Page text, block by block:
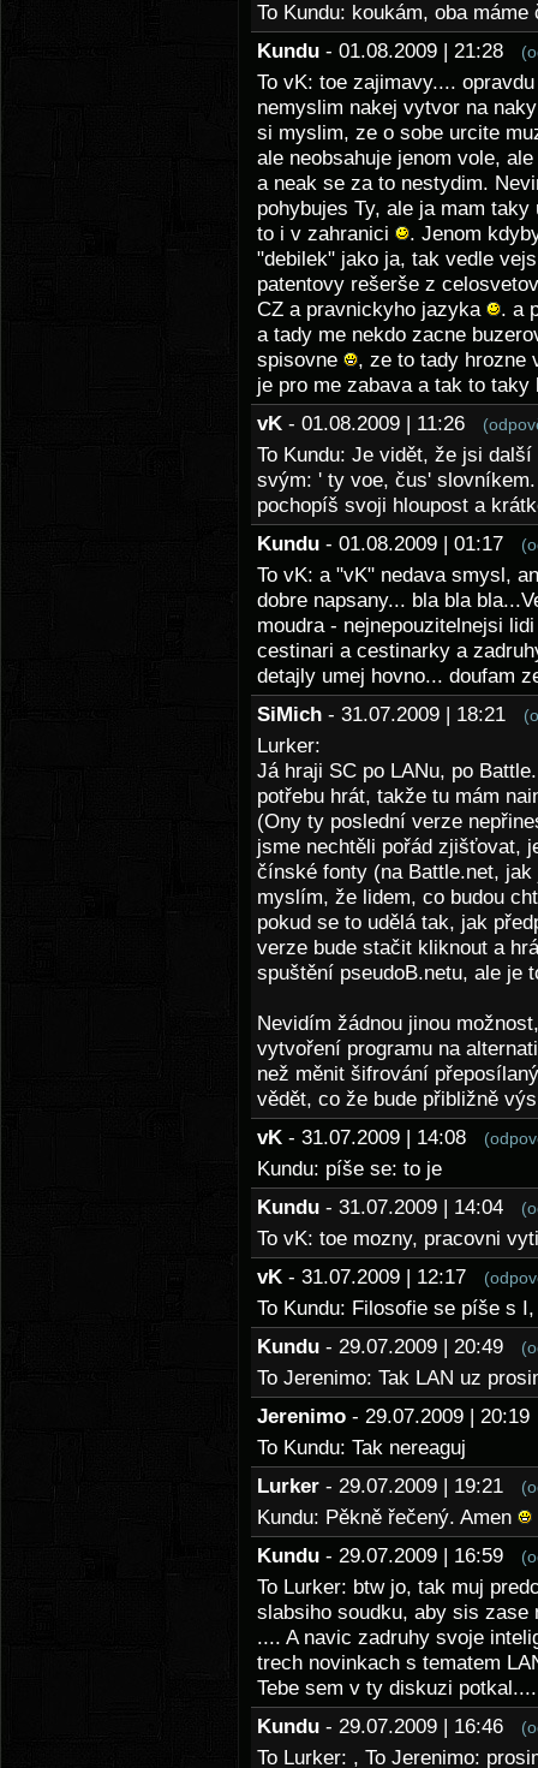
To Kundu: koukám, oba
Kundu - 01.08.2009 | 21:28
To vK: toe zajimavy....
nemyslim nakej vytvor na
si myslim, ze o sobe urcite
ale neobsahuje jenom vole,
a neak se za to nestydim.
pohybujes Ty, ale ja mam
to i v zahranici
. Jenom
"debilek" jako ja, tak vedle
patentovy rešerše z
CZ a pravnickyho jazyka
. a
a tady me nekdo zacne
spisovne
, ze to tady hrozne
je pro me zabava a tak to
vK - 01.08.2009 | 11:26
To Kundu: Je vidět, že jsi
svým: ' ty voe, čus'
pochopíš svoji hloupost a
Kundu - 01.08.2009 | 01:17
To vK: a "vK" nedava smysl,
dobre napsany... bla bla
moudra - nejnepouzitelnejsi
cestinari a cestinarky a
detajly umej hovno... doufam
SiMich - 31.07.2009 | 18:21
Lurker:
Já hraji SC po LANu, po
potřebu hrát, takže tu mám
(Ony ty poslední verze
jsme nechtěli pořád zjišťovat,
čínské fonty (na Battle.net,
myslím, že lidem, co budou
pokud se to udělá tak, jak
verze bude stačit kliknout a
spuštění pseudoB.netu, ale je
Nevidím žádnou jinou
vytvoření programu na
než měnit šifrování
vědět, co že bude přibližně
vK - 31.07.2009 | 14:08
Kundu: píše se: to je
Kundu - 31.07.2009 | 14:04
To vK: toe mozny, pracovni
vK - 31.07.2009 | 12:17
To Kundu: Filosofie se píše s
Kundu - 29.07.2009 | 20:49
To Jerenimo: Tak LAN uz
Jerenimo - 29.07.2009 |
To Kundu: Tak nereaguj
Lurker - 29.07.2009 | 19:21
Kundu: Pěkně řečený. Amen
Kundu - 29.07.2009 | 16:59
To Lurker: btw jo, tak muj
slabsiho soudku, aby sis
.... A navic zadruhy svoje
trech novinkach s tematem
Tebe sem v ty diskuzi
Kundu - 29.07.2009 | 16:46
To Lurker: , To Jerenimo: